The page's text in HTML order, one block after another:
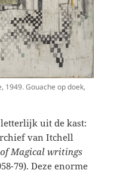
1949. Gouache op doek,
uit de kast:
van Itchell
Magical writings
79). Deze enorme